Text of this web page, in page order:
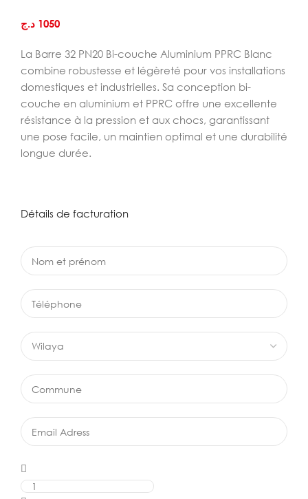
1050 د.ج
La Barre 32 PN20 Bi-couche Aluminium PPRC Blanc
combine robustesse et légèreté pour vos installations
domestiques et industrielles. Sa conception bi-
couche en aluminium et PPRC offre une excellente
résistance à la pression et aux chocs, garantissant
une pose facile, un maintien optimal et une durabilité
longue durée.
Détails de facturation